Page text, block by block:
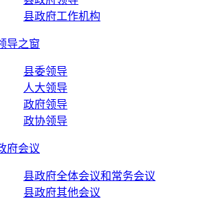
县政府工作机构
导之窗
县委领导
人大领导
政府领导
政协领导
府会议
县政府全体会议和常务会议
县政府其他会议